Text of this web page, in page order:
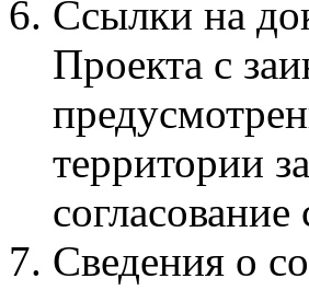
Ссылки на
Проекта с
территории
Сведения о